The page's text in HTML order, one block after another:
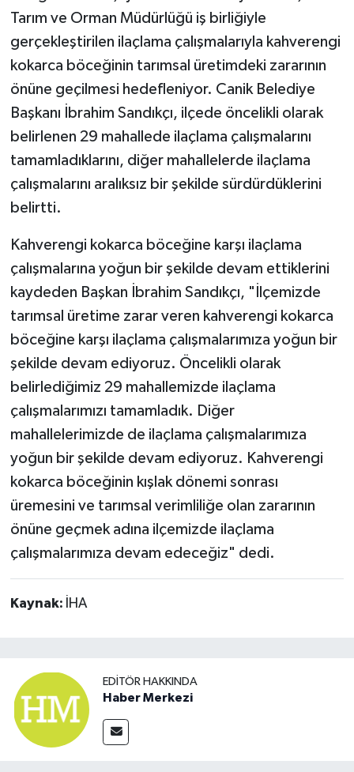
Tarım ve Orman Müdürlüğü iş birliğiyle
gerçekleştirilen ilaçlama çalışmalarıyla kahverengi
kokarca böceğinin tarımsal üretimdeki zararının
önüne geçilmesi hedefleniyor. Canik Belediye
Başkanı İbrahim Sandıkçı, ilçede öncelikli olarak
belirlenen 29 mahallede ilaçlama çalışmalarını
tamamladıklarını, diğer mahallelerde ilaçlama
çalışmalarını aralıksız bir şekilde sürdürdüklerini
belirtti.
Kahverengi kokarca böceğine karşı ilaçlama
çalışmalarına yoğun bir şekilde devam ettiklerini
kaydeden Başkan İbrahim Sandıkçı, "İlçemizde
tarımsal üretime zarar veren kahverengi kokarca
böceğine karşı ilaçlama çalışmalarımıza yoğun bir
şekilde devam ediyoruz. Öncelikli olarak
belirlediğimiz 29 mahallemizde ilaçlama
çalışmalarımızı tamamladık. Diğer
mahallelerimizde de ilaçlama çalışmalarımıza
yoğun bir şekilde devam ediyoruz. Kahverengi
kokarca böceğinin kışlak dönemi sonrası
üremesini ve tarımsal verimliliğe olan zararının
önüne geçmek adına ilçemizde ilaçlama
çalışmalarımıza devam edeceğiz" dedi.
Kaynak: İHA
EDITÖR HAKKINDA
Haber Merkezi